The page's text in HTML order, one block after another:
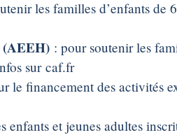
les familles d’enfants de
(AEEH) : pour soutenir les
sur caf.fr
le financement des activités
enfants et jeunes adultes